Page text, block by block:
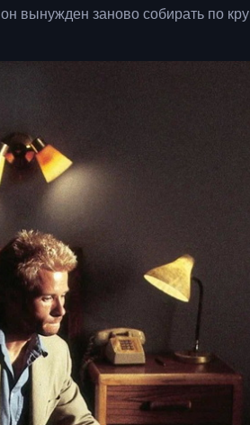
вынужден заново собирать по